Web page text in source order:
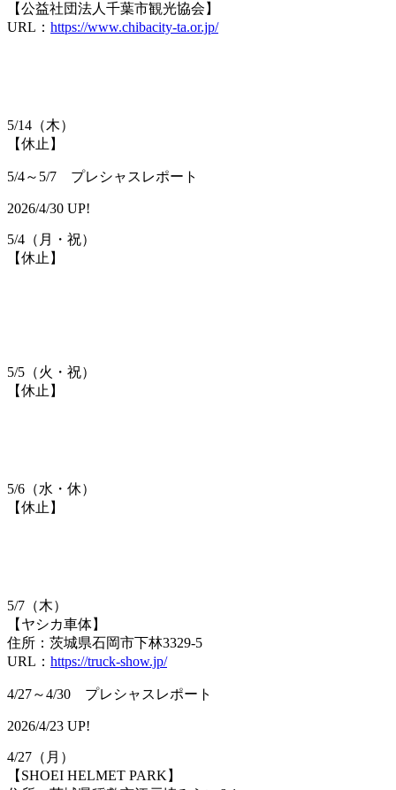
【公益社団法人千葉市観光協会】
URL： https://www.chibacity-ta.or.jp/
5/14（木）
【休止】
5/4～5/7 プレシャスレポート
2026/4/30 UP!
5/4（月・祝）
【休止】
5/5（火・祝）
【休止】
5/6（水・休）
【休止】
5/7（木）
【ヤシカ車体】
住所：茨城県石岡市下林3329-5
URL： https://truck-show.jp/
4/27～4/30 プレシャスレポート
2026/4/23 UP!
4/27（月）
【SHOEI HELMET PARK】